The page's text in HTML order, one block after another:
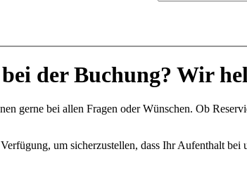
der Buchung? Wir
gerne bei allen Fragen oder Wünschen. Ob
um sicherzustellen, dass Ihr Aufenthalt bei